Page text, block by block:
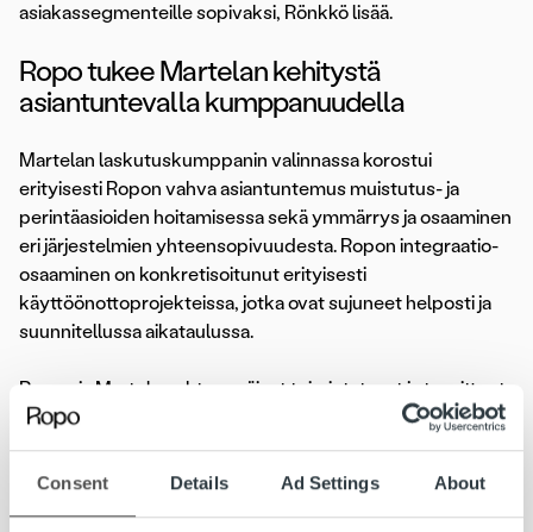
Consent Details Ad Settings About
asiakassegmenteille sopivaksi, Rönkkö lisää.
Ropo tukee Martelan kehitystä
asiantuntevalla kumppanuudella
Martelan laskutuskumppanin valinnassa korostui
erityisesti Ropon vahva asiantuntemus muistutus- ja
perintäasioiden hoitamisessa sekä ymmärrys ja osaaminen
eri järjestelmien yhteensopivuudesta. Ropon integraatio-
osaaminen on konkretisoitunut erityisesti
käyttöönottoprojekteissa, jotka ovat sujuneet helposti ja
suunnitellussa aikataulussa.
Ropon ja Martelan yhteneväiset toimintatavat ja tavoitteet
ovat tehneet kumppanuudesta luontevaa. Yhden
palveluntarjoajan malli, pitkäjänteinen kehitystyö ja oman
alansa edelläkävijyys ovat Ropon palvelun kulmakivet,